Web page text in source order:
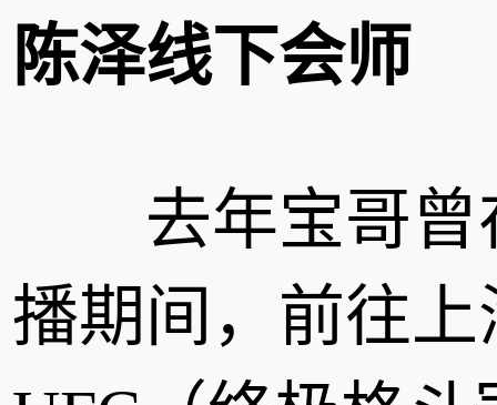
陈泽线下会师
去年宝哥曾
播期间，前往上